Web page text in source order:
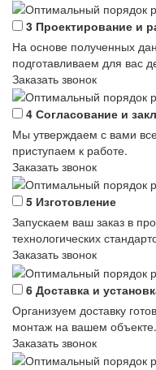
3 Проектирование и
На основе полученных
подготавливаем для вас
Заказать звонок
4 Согласование и
Мы утверждаем с вами
приступаем к работе.
Заказать звонок
5 Изготовление
Запускаем ваш заказ в
технологических
Заказать звонок
6 Доставка и
Организуем доставку
монтаж на вашем объекте.
Заказать звонок